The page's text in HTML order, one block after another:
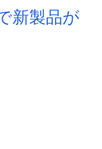
新製品が